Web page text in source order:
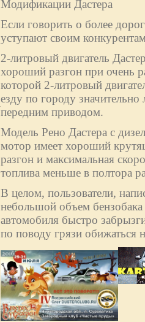
Модификации Дастера
Если говорить о более
уступают своим
2-литровый двигатель
хороший разгон при очень
которой 2-литровый
езду по городу
передним приводом.
Модель Рено Дастера с
мотор имеет хороший
разгон и максимальная
топлива меньше в полтора
В целом, пользователи,
небольшой объем бензобака
автомобиля быстро
по поводу грязи обижаться